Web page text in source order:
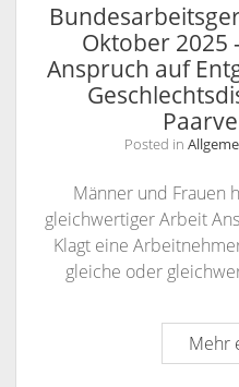
WIDERRUFSBELEHRUNG
ARBEITSRECHT FÜR
RECHTLICHES
RECHTSSICHER IM
SOCIAL
URHEBERRECHT,
Oktober 2025
Anspruch auf
Posted in
Männer und Frauen
gleichwertiger Arbeit
Klagt eine
gleiche oder
Mehr